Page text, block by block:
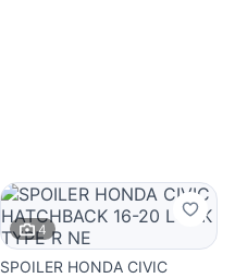
4
SPOILER HONDA CIVIC